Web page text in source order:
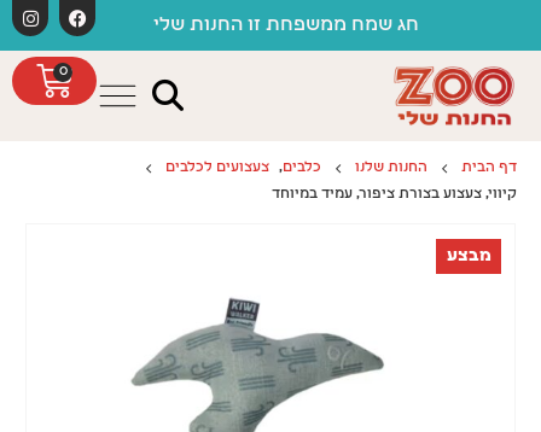
חג שמח ממשפחת זו החנות שלי
0
דף הבית החנות שלנו כלבים,
צעצועים לכלבים
קיווי, צעצוע בצורת ציפור, עמיד במיוחד
מבצע